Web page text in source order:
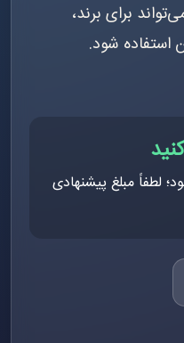
برای برند،
استفاده شود.
لطفاً مبلغ پیشنهادی